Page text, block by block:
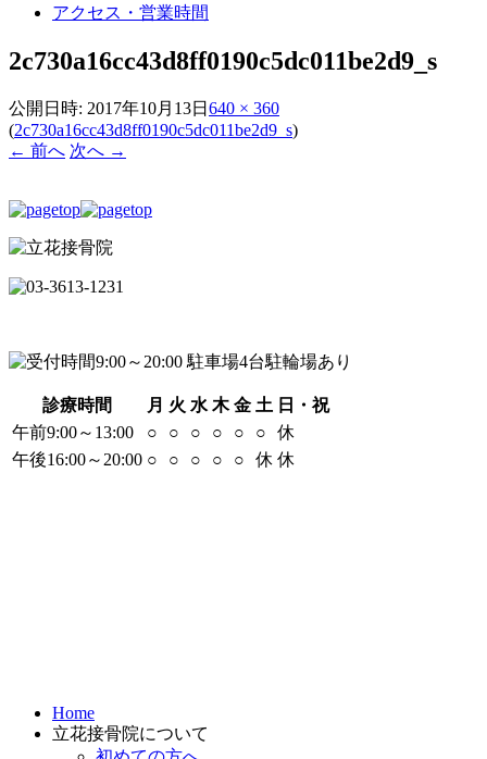
アクセス・営業時間
2c730a16cc43d8ff0190c5dc011be2d9_s
公開日時: 2017年10月13日 640 × 360
(2c730a16cc43d8ff0190c5dc011be2d9_s)
← 前へ 次へ →
診療時間 月 火 水 木 金 土 日・祝
午前9:00～13:00
○ ○ ○ ○ ○ ○
休
午後16:00～20:00 ○ ○ ○ ○ ○ 休 休
Home
立花接骨院について